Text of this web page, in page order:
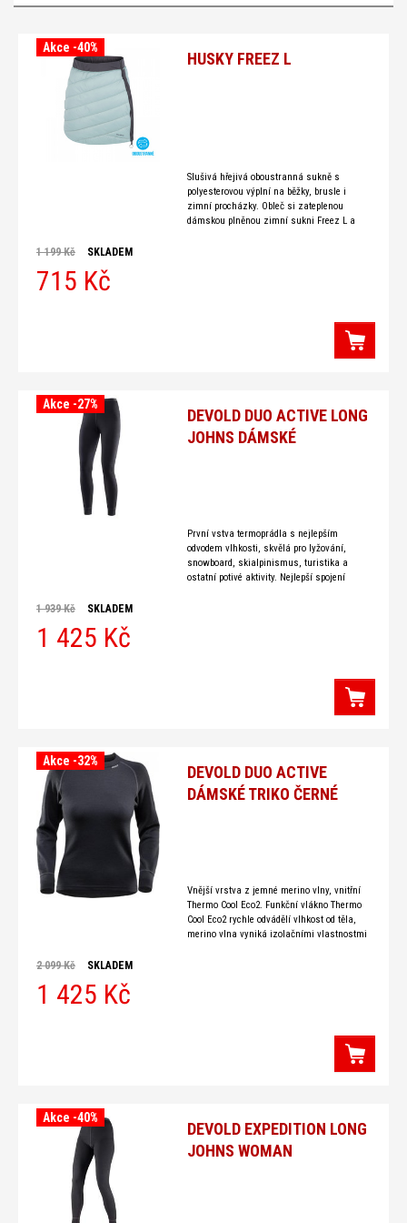
HUSKY FREEZ L
Akce -40%
Slušivá hřejivá oboustranná sukně s
polyesterovou výplní na běžky, brusle i
zimní procházky. Obleč si zateplenou
dámskou plněnou zimní sukni Freez L a
1 199 Kč SKLADEM
715 Kč
DEVOLD DUO ACTIVE LONG
JOHNS DÁMSKÉ
Akce -27%
První vstva termoprádla s nejlepším
odvodem vlhkosti, skvělá pro lyžování,
snowboard, skialpinismus, turistika a
ostatní potivé aktivity. Nejlepší spojení
1 939 Kč SKLADEM
1 425 Kč
DEVOLD DUO ACTIVE
DÁMSKÉ TRIKO ČERNÉ
Akce -32%
Vnější vrstva z jemné merino vlny, vnitřní
Thermo Cool Eco2. Funkční vlákno Thermo
Cool Eco2 rychle odvádělí vlhkost od těla,
merino vlna vyniká izolačními vlastnostmi
2 099 Kč SKLADEM
1 425 Kč
DEVOLD EXPEDITION LONG
JOHNS WOMAN
Akce -40%